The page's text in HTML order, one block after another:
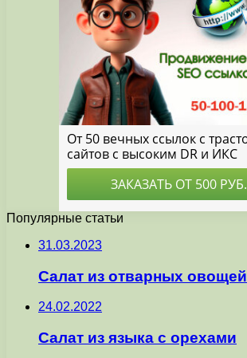
Популярные статьи
31.03.2023
Салат из отварных овощей
24.02.2022
Салат из языка с орехами